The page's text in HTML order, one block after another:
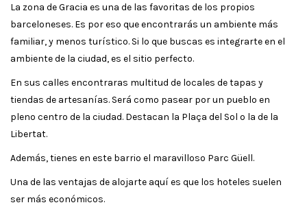
La zona de Gracia es una de las favoritas de los propios
barceloneses. Es por eso que encontrarás un ambiente más
familiar, y menos turístico. Si lo que buscas es integrarte en el
ambiente de la ciudad, es el sitio perfecto.
En sus calles encontraras multitud de locales de tapas y
tiendas de artesanías. Será como pasear por un pueblo en
pleno centro de la ciudad. Destacan la Plaça del Sol o la de la
Libertat.
Además, tienes en este barrio el maravilloso Parc Güell.
Una de las ventajas de alojarte aquí es que los hoteles suelen
ser más económicos.